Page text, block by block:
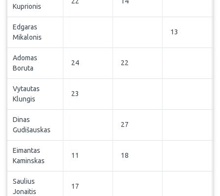
Kuprionis
Edgaras
Mikalonis
13
Adomas
Boruta
24 22
Vytautas
Klungis
23
Dinas
Gudišauskas
27
Eimantas
Kaminskas
11 18
Saulius
Jonaitis
17